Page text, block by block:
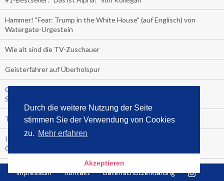
Durch die weitere Nutzung der Seite
stimmen Sie der Verwendung von Cookies
zu. Mehr erfahren
Akzeptieren
Hammer! "Fear: Trump in the White House" (auf Englisch) von
Watergate-Urgestein
Wie alt sind die TV-Zuschauer
Geisterfahrer auf Überholspur
Gegen Einsamkeit: Single-Haushalte schauen täglich fast 6
Stunden TV
TV-Quote:
Italienisches Kochbuch schießt auf Nummer 1 in Deutschland,
Österreich und Schweiz
Blick in die Garage der TV-Dauerglotzer
Impressum Kontakt Datenschutzerklärung